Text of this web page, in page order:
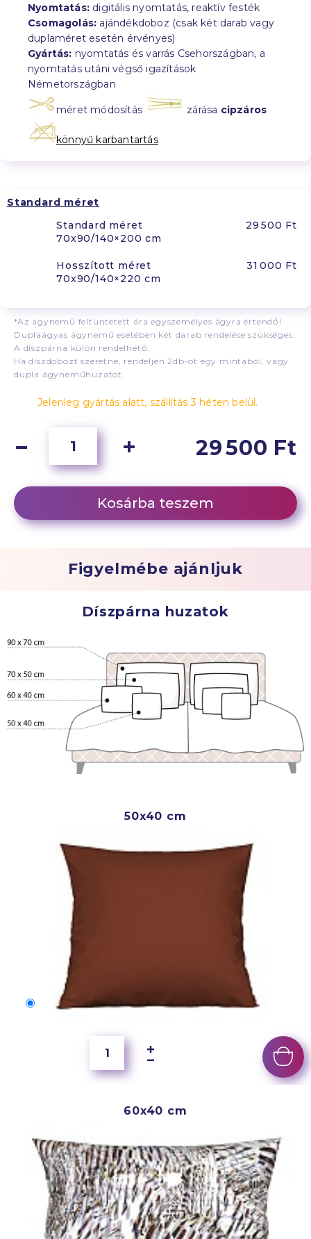
Nyomtatás: digitális nyomtatás, reaktív festék
Csomagolás: ajándékdoboz (csak két darab vagy
duplaméret esetén érvényes)
Gyártás: nyomtatás és varrás Csehországban, a
nyomtatás utáni végső igazítások
Németországban
méret módosítás zárása cipzáros
könnyű karbantartás
Standard méret
Standard méret
70x90/140×200 cm
29 500 Ft
Hosszított méret
70x90/140×220 cm
31 000 Ft
*Az ágynemű feltüntetett ára egyszemélyes ágyra értendő!
Duplaágyas ágynemű esetében két darab rendelése szükséges.
A díszpárna külön rendelhető.
Ha díszdobozt szeretne, rendeljen 2db-ot egy mintából, vagy
dupla ágyneműhuzatot.
Jelenleg gyártás alatt, szállítás 3 héten belül.
29 500 Ft
Kosárba teszem
Figyelmébe ajánljuk
Díszpárna huzatok
50x40 cm
50x40 cm
60x40 cm